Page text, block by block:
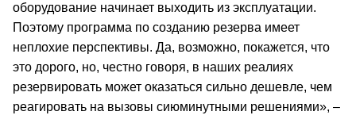
оборудование начинает выходить из эксплуатации.
Поэтому программа по созданию резерва имеет
неплохие перспективы. Да, возможно, покажется, что
это дорого, но, честно говоря, в наших реалиях
резервировать может оказаться сильно дешевле, чем
реагировать на вызовы сиюминутными решениями», –